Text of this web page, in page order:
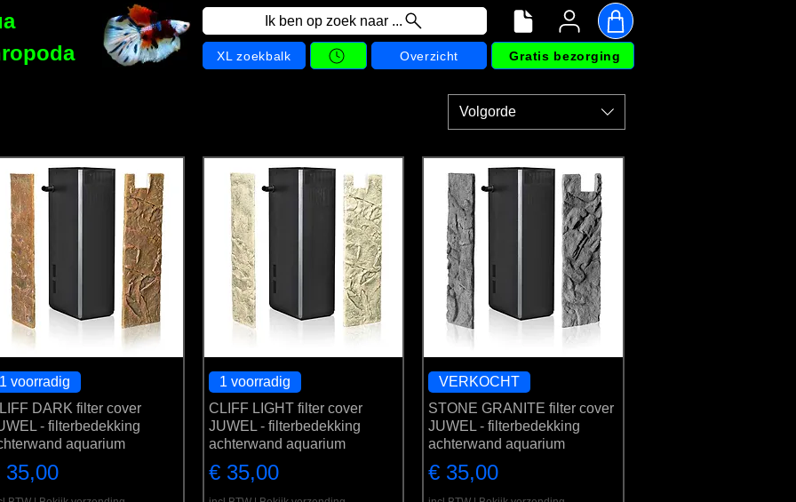
Ik ben op zoek naar ...
XL zoekbalk Overzicht Gratis bezorging
Volgorde
1 voorradig
DARK filter cover
- filterbedekking
aquarium
35,00
1 voorradig
CLIFF LIGHT filter cover
JUWEL - filterbedekking
achterwand aquarium
Prijs
€ 35,00
VERKOCHT
STONE GRANITE filter cover
JUWEL - filterbedekking
achterwand aquarium
Prijs
€ 35,00